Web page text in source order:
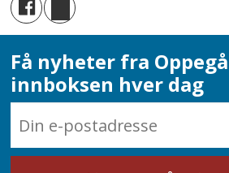
Få nyheter fra
innboksen hver dag